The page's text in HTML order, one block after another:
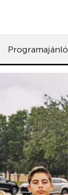
Programajánló